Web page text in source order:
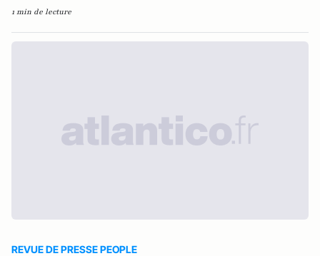
1 min de lecture
REVUE DE PRESSE PEOPLE